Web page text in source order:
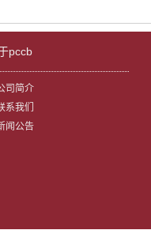
pccb
司简介
系我们
闻公告